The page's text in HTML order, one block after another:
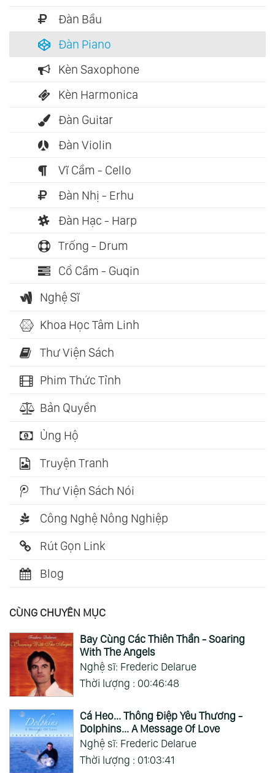
Đàn Bầu
Đàn Piano
Kèn Saxophone
Kèn Harmonica
Đàn Guitar
Đàn Violin
Vĩ Cầm - Cello
Đàn Nhị - Erhu
Đàn Hạc - Harp
Trống - Drum
Cổ Cầm - Guqin
Nghệ Sĩ
Khoa Học Tâm Linh
Thư Viện Sách
Phim Thức Tỉnh
Bản Quyền
Ủng Hộ
Truyện Tranh
Thư Viện Sách Nói
Công Nghệ Nông Nghiệp
Rút Gọn Link
Blog
CÙNG CHUYÊN MỤC
Bay Cùng Các Thiên Thần - Soaring
With The Angels
Nghệ sĩ: Frederic Delarue
Thời lượng : 00:46:48
Cá Heo... Thông Điệp Yêu Thương -
Dolphins... A Message Of Love
Nghệ sĩ: Frederic Delarue
Thời lượng : 01:03:41